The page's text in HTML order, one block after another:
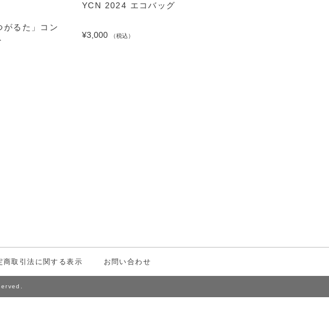
がるた」コン
YCN 2024 エコバッグ
¥3,000 （税込）
商取引法に関する表示 お問い合わせ